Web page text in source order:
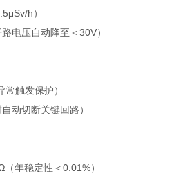
h）
电压自动降至＜30V）
触发保护）
动切断关键回路）
年稳定性＜0.01%）